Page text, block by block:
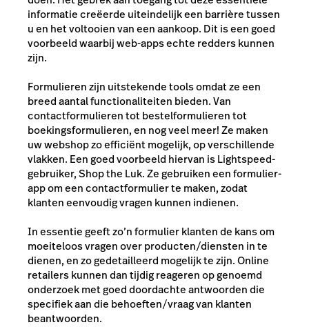
informatie creëerde uiteindelijk een barrière tussen
u en het voltooien van een aankoop. Dit is een goed
voorbeeld waarbij web-apps echte redders kunnen
zijn.
Formulieren zijn uitstekende tools omdat ze een
breed aantal functionaliteiten bieden. Van
contactformulieren tot bestelformulieren tot
boekingsformulieren, en nog veel meer! Ze maken
uw webshop zo efficiënt mogelijk, op verschillende
vlakken. Een goed voorbeeld hiervan is Lightspeed-
gebruiker, Shop the Luk. Ze gebruiken een formulier-
app om een ​​contactformulier te maken, zodat
klanten eenvoudig vragen kunnen indienen.
In essentie geeft zo’n formulier klanten de kans om
moeiteloos vragen over producten/diensten in te
dienen, en zo gedetailleerd mogelijk te zijn. Online
retailers kunnen dan tijdig reageren op genoemd
onderzoek met goed doordachte antwoorden die
specifiek aan die behoeften/vraag van klanten
beantwoorden.